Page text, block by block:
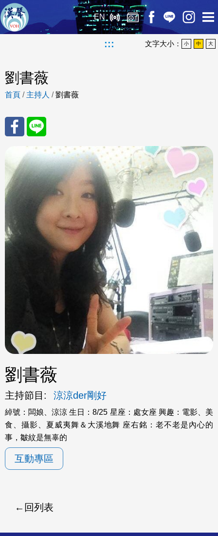
EN
::: 文字大小： 小 中 大
劉書薇
首頁 / 主持人 /劉書薇
至
Fac
ok
分享
至
劉書薇
主持節目: 涼涼der剛好
綽號：闆娘、涼涼 生日：8/25 星座：處女座 興趣：電影、美
食、攝影、夏威夷舞＆大溪地舞 座右銘：老不老是內心的
事，皺紋是無辜的
互動專區
回列表